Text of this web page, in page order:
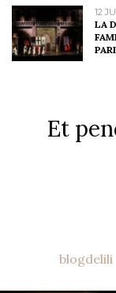
12
LA
Et
blogdelili